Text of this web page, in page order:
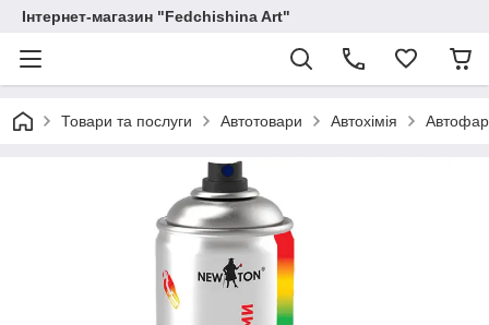
Інтернет-магазин "Fedchishina Art"
Товари та послуги Автотовари Автохімія